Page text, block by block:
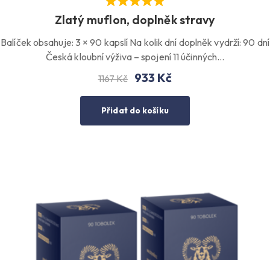
Zlatý muflon, doplněk stravy
Balíček obsahuje: 3 × 90 kapslí Na kolik dní doplněk vydrží: 90 dní
Česká kloubní výživa – spojení 11 účinných…
1167Kč 933 Kč
Přidat do košíku